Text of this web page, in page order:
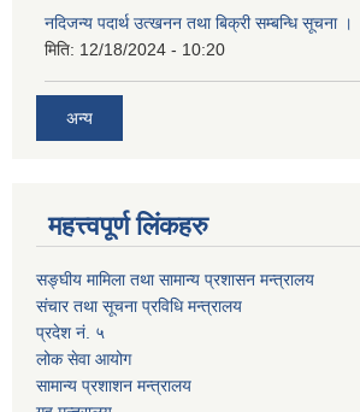
नदिजन्य पदार्थ उत्खनन तथा बिक्री सम्बन्धि सूचना ।
मिति: 12/18/2024 - 10:20
अन्य
महत्त्वपूर्ण लिंकहरु
सङ्घीय मामिला तथा सामान्य प्रशासन मन्त्रालय
संचार तथा सूचना प्रविधि मन्त्रालय
प्रदेश नं. ५
लोक सेवा आयोग
सामान्य प्रशाशन मन्त्रालय